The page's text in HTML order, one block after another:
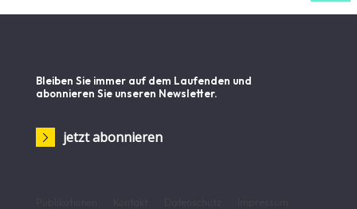
Bleiben Sie immer auf dem Laufenden und
abonnieren Sie unseren Newsletter.
jetzt abonnieren